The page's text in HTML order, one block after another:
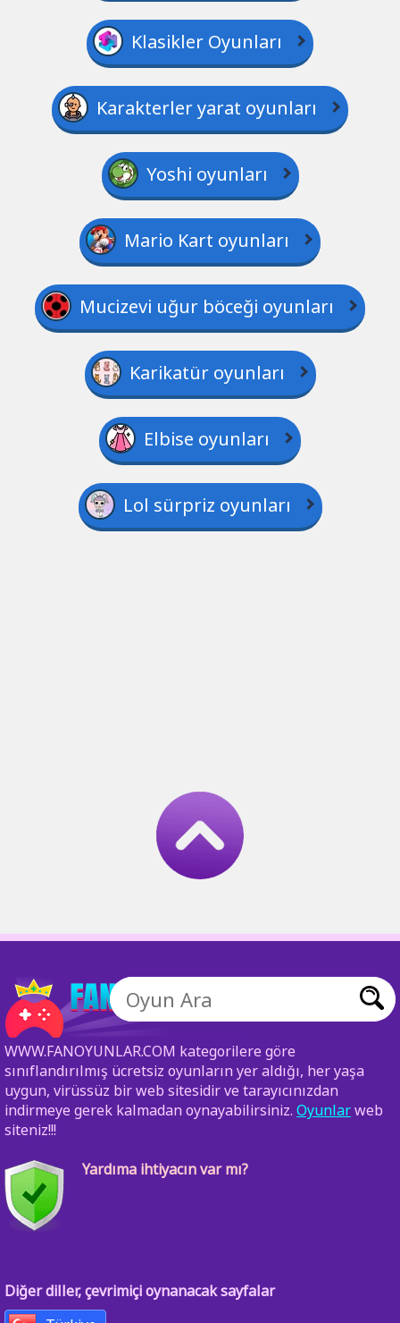
Klasikler Oyunları
Karakterler yarat oyunları
Yoshi oyunları
Mario Kart oyunları
Mucizevi uğur böceği oyunları
Karikatür oyunları
Elbise oyunları
Lol sürpriz oyunları
WWW.FANOYUNLAR.COM kategorilere göre
sınıflandırılmış ücretsiz oyunların yer aldığı, her yaşa
uygun, virüssüz bir web sitesidir ve tarayıcınızdan
indirmeye gerek kalmadan oynayabilirsiniz. Oyunlarweb
siteniz!!!
Yardıma ihtiyacın var mı?
Diğer diller, çevrimiçi oynanacak sayfalar